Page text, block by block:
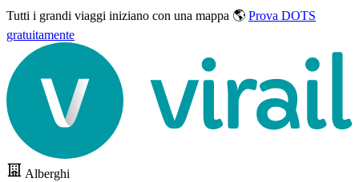
Tutti i grandi viaggi iniziano con una mappa 🌎 Prova DOTS
gratuitamente
Alberghi